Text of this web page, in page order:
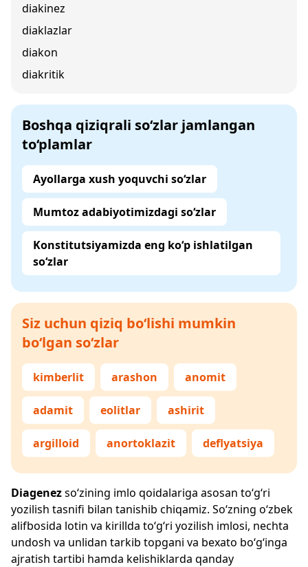
diakinez
diaklazlar
diakon
diakritik
Boshqa qiziqrali so‘zlar jamlangan
to‘plamlar
Ayollarga xush yoquvchi so‘zlar
Mumtoz adabiyotimizdagi so‘zlar
Konstitutsiyamizda eng ko‘p ishlatilgan
so‘zlar
Siz uchun qiziq bo‘lishi mumkin
bo‘lgan so‘zlar
kimberlit arashon anomit
adamit eolitlar ashirit
argilloid anortoklazit deflyatsiya
Diagenezso‘zining imlo qoidalariga asosan to‘g‘ri
yozilish tasnifi bilan tanishib chiqamiz. So‘zning o‘zbek
alifbosida lotin va kirillda to‘g‘ri yozilish imlosi, nechta
undosh va unlidan tarkib topgani va bexato bo‘g‘inga
ajratish tartibi hamda kelishiklarda qanday